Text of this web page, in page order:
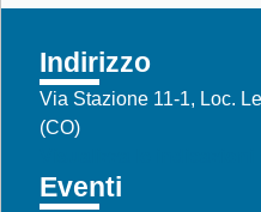
Indirizzo
Via Stazione 11-1, Loc.
(CO)
Eventi